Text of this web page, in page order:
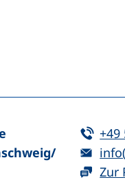
Fenster)
Tel:
+49
E-
Zur